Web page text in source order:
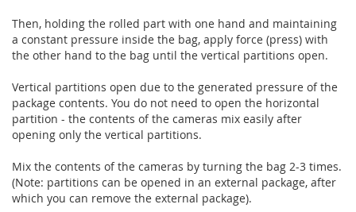
Then, holding the rolled part with one hand and maintaining
a constant pressure inside the bag, apply force (press) with
the other hand to the bag until the vertical partitions open.
Vertical partitions open due to the generated pressure of the
package contents. You do not need to open the horizontal
partition - the contents of the cameras mix easily after
opening only the vertical partitions.
Mix the contents of the cameras by turning the bag 2-3 times.
(Note: partitions can be opened in an external package, after
which you can remove the external package).